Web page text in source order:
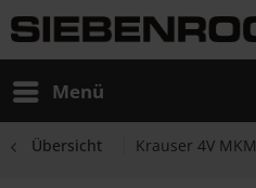
Menü
Übersicht Krauser 4V MKM